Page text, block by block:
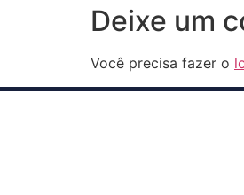
Deixe um
Você precisa fazer o